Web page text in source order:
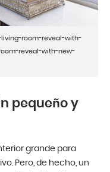
room-reveal-with-
reveal-with-new-
pequeño y
grande para
Pero, de hecho, un